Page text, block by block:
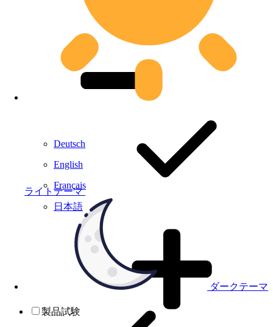
ライトテーマ
ダークテーマ
Deutsch
English
Français
日本語
製品試験